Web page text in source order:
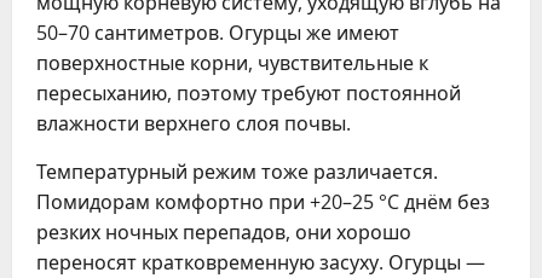
50–70 сантиметров. Огурцы же имеют
поверхностные корни, чувствительные к
пересыханию, поэтому требуют постоянной
влажности верхнего слоя почвы.
Температурный режим тоже различается.
Помидорам комфортно при +20–25 °C днём без
резких ночных перепадов, они хорошо
переносят кратковременную засуху. Огурцы —